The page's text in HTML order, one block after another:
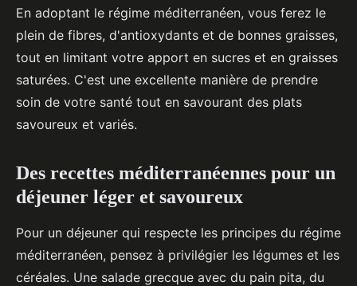
En adoptant le régime méditerranéen, vous ferez le
plein de fibres, d'antioxydants et de bonnes graisses,
tout en limitant votre apport en sucres et en graisses
saturées. C'est une excellente manière de prendre
soin de votre santé tout en savourant des plats
savoureux et variés.
Des recettes méditerranéennes pour un
déjeuner léger et savoureux
Pour un déjeuner qui respecte les principes du régime
méditerranéen, pensez à privilégier les légumes et les
céréales. Une salade grecque avec du pain pita, du